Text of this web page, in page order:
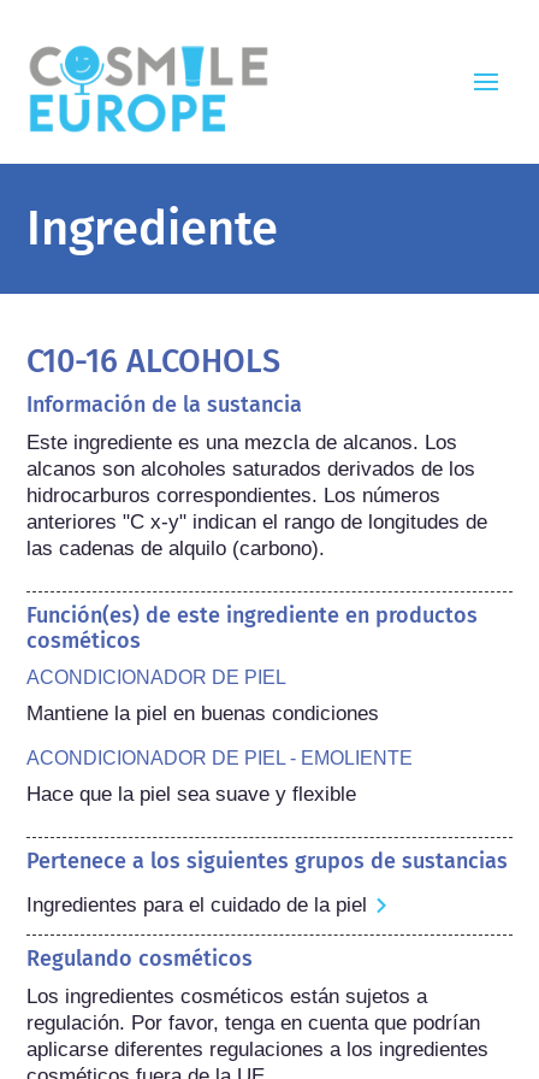
Ingrediente
C10-16 ALCOHOLS
Información de la sustancia
Este ingrediente es una mezcla de alcanos. Los
alcanos son alcoholes saturados derivados de los
hidrocarburos correspondientes. Los números
anteriores "C x-y" indican el rango de longitudes de
las cadenas de alquilo (carbono).
Función(es) de este ingrediente en productos
cosméticos
ACONDICIONADOR DE PIEL
Mantiene la piel en buenas condiciones
ACONDICIONADOR DE PIEL - EMOLIENTE
Hace que la piel sea suave y flexible
Pertenece a los siguientes grupos de sustancias
Ingredientes para el cuidado de la piel
Regulando cosméticos
Los ingredientes cosméticos están sujetos a
regulación. Por favor, tenga en cuenta que podrían
aplicarse diferentes regulaciones a los ingredientes